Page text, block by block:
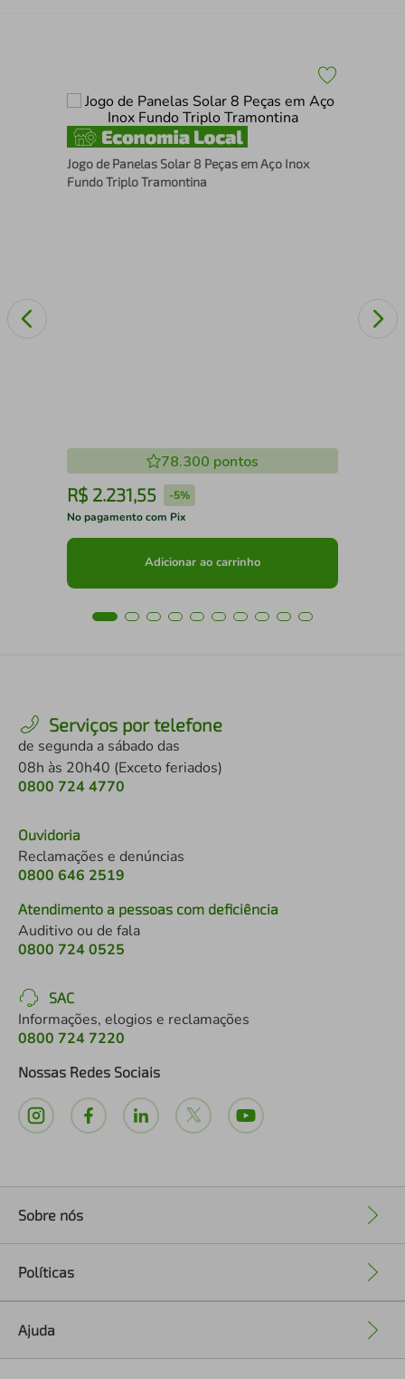
Jogo de Panelas Solar 8 Peças em Aço Inox
Fundo Triplo Tramontina
78.300 pontos
R$ 2.231,55 -5%
No pagamento com Pix
Adicionar ao carrinho
Serviços por telefone
de segunda a sábado das
08h às 20h40 (Exceto feriados)
0800 724 4770
Ouvidoria
Reclamações e denúncias
0800 646 2519
Atendimento a pessoas com deficiência
Auditivo ou de fala
0800 724 0525
SAC
Informações, elogios e reclamações
0800 724 7220
Nossas Redes Sociais
Sobre nós
Políticas
Ajuda